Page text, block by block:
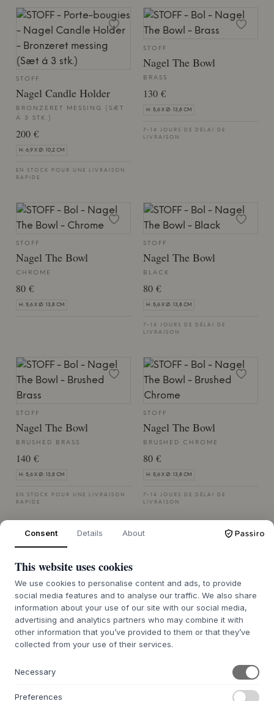
STOFF
Nagel Candle Holder
BRONZERET MESSING (SÆT
Á 3 STK.)
200 €
H: 6,9 X Ø: 10,2 CM
EN STOCK POUR UNE LIVRAISON
RAPIDE
STOFF
Nagel The Bowl
BRASS
130 €
H: 5,6 X Ø: 13,8 CM
7-14 JOURS DE DÉLAI DE
LIVRAISON
STOFF
Nagel The Bowl
CHROME
80 €
H: 5,6 X Ø: 13,8 CM
STOFF
Nagel The Bowl
BLACK
80 €
H: 5,6 X Ø: 13,8 CM
7-14 JOURS DE DÉLAI DE
LIVRAISON
STOFF
Nagel The Bowl
BRUSHED BRASS
140 €
H: 5,6 X Ø: 13,8 CM
EN STOCK POUR UNE LIVRAISON
RAPIDE
STOFF
Nagel The Bowl
BRUSHED CHROME
80 €
H: 5,6 X Ø: 13,8 CM
7-14 JOURS DE DÉLAI DE
LIVRAISON
STOFF
Nagel The Bowl
BRONZED BRASS
140 €
H: 5,6 X Ø: 13,8 CM
RAPIDE
STOFF
Nagel Floor Stand
CHROME
215 €
H: 70 X Ø: 25 CM
Consent Details About
This website uses cookies
We use cookies to personalise content and ads, to provide
social media features and to analyse our traffic. We also share
information about your use of our site with our social media,
advertising and analytics partners who may combine it with
other information that you’ve provided to them or that they’ve
collected from your use of their services.
Necessary
Preferences